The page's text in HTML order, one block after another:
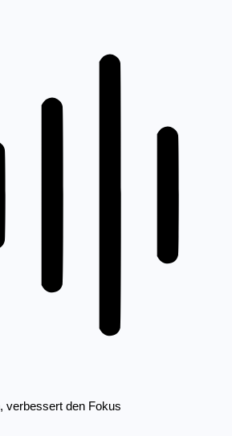
verbessert den Fokus